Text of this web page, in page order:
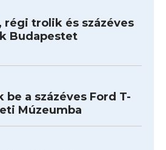
régi trolik és százéves
Budapestet
a százéves Ford T-
Múzeumba